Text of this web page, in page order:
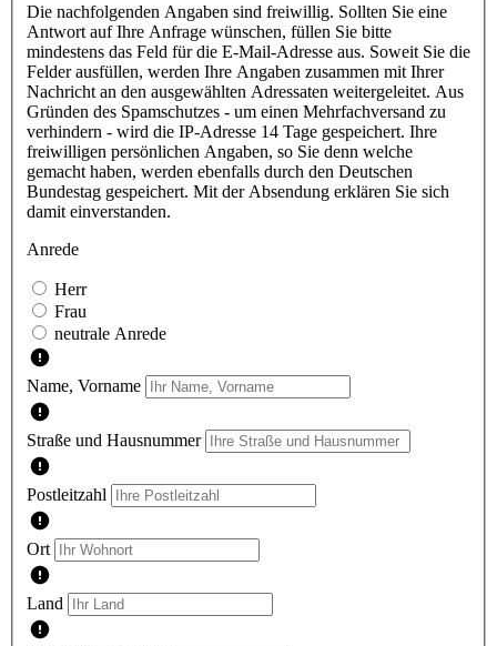
Die nachfolgenden Angaben sind freiwillig. Sollten Sie eine
Antwort auf Ihre Anfrage wünschen, füllen Sie bitte
mindestens das Feld für die E-Mail-Adresse aus. Soweit Sie die
Felder ausfüllen, werden Ihre Angaben zusammen mit Ihrer
Nachricht an den ausgewählten Adressaten weitergeleitet. Aus
Gründen des Spamschutzes - um einen Mehrfachversand zu
verhindern - wird die IP-Adresse 14 Tage gespeichert. Ihre
freiwilligen persönlichen Angaben, so Sie denn welche
gemacht haben, werden ebenfalls durch den Deutschen
Bundestag gespeichert. Mit der Absendung erklären Sie sich
damit einverstanden.
Anrede
Herr
Frau
neutrale Anrede
Name, Vorname
Straße und Hausnummer
Postleitzahl
Ort
Land